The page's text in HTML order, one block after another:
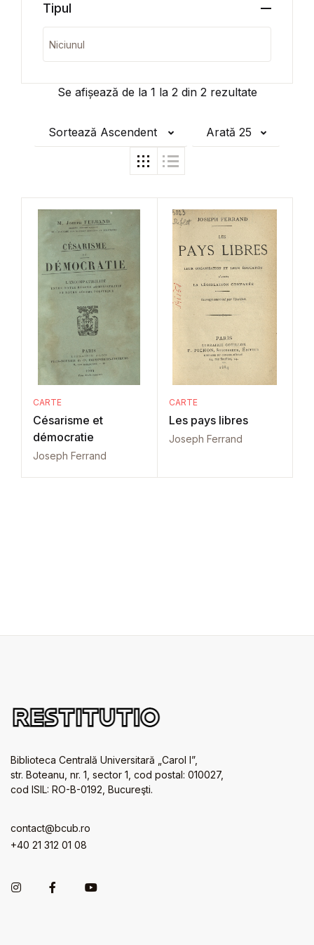
Se afișează de la 1 la 2din 2rezultate
Sortează Ascendent Arată 25
CARTE
Césarisme et
démocratie
Joseph Ferrand
CARTE
Les pays libres
Joseph Ferrand
Tipul
Biblioteca Centrală Universitară „Carol I”,
str. Boteanu, nr. 1, sector 1, cod postal: 010027,
cod ISIL: RO-B-0192, Bucureşti.
contact@bcub.ro
+40 21 312 01 08